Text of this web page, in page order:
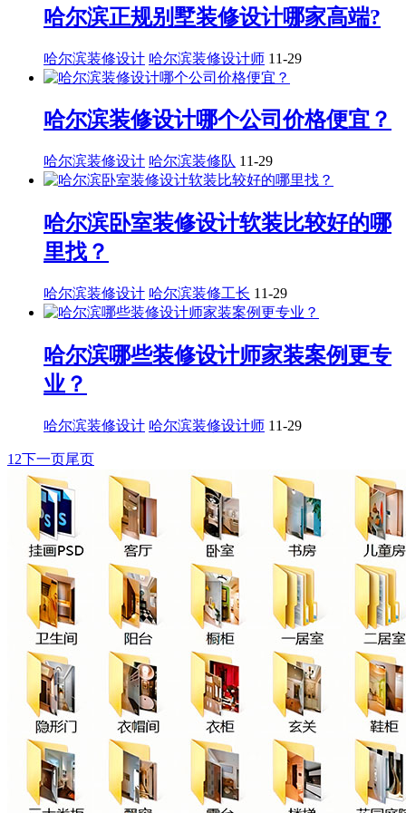
哈尔滨正规别墅装修设计哪家高端?
哈尔滨装修设计 哈尔滨装修设计师 11-29
哈尔滨装修设计哪个公司价格便宜？
哈尔滨装修设计 哈尔滨装修队 11-29
哈尔滨卧室装修设计软装比较好的哪
里找？
哈尔滨装修设计 哈尔滨装修工长 11-29
哈尔滨哪些装修设计师家装案例更专
业？
哈尔滨装修设计 哈尔滨装修设计师 11-29
1 2下一页尾页